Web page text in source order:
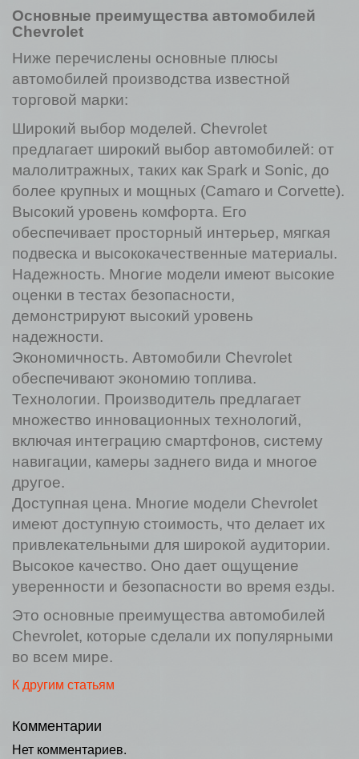
Основные преимущества автомобилей
Chevrolet
Ниже перечислены основные плюсы
автомобилей производства известной
торговой марки:
Широкий выбор моделей. Chevrolet
предлагает широкий выбор автомобилей: от
малолитражных, таких как Spark и Sonic, до
более крупных и мощных (Camaro и Corvette).
Высокий уровень комфорта. Его
обеспечивает просторный интерьер, мягкая
подвеска и высококачественные материалы.
Надежность. Многие модели имеют высокие
оценки в тестах безопасности,
демонстрируют высокий уровень
надежности.
Экономичность. Автомобили Chevrolet
обеспечивают экономию топлива.
Технологии. Производитель предлагает
множество инновационных технологий,
включая интеграцию смартфонов, систему
навигации, камеры заднего вида и многое
другое.
Доступная цена. Многие модели Chevrolet
имеют доступную стоимость, что делает их
привлекательными для широкой аудитории.
Высокое качество. Оно дает ощущение
уверенности и безопасности во время езды.
Это основные преимущества автомобилей
Chevrolet, которые сделали их популярными
во всем мире.
К другим статьям
Комментарии
Нет комментариев.